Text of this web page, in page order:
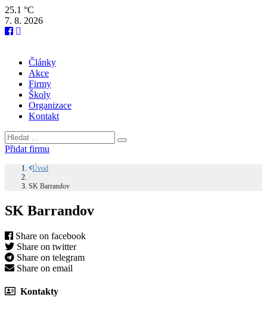
25.1 °C
7. 8. 2026
Články
Akce
Firmy
Školy
Organizace
Kontakt
Přidat firmu
Úvod
SK Barrandov
SK Barrandov
Share on facebook
Share on twitter
Share on telegram
Share on email
Kontakty